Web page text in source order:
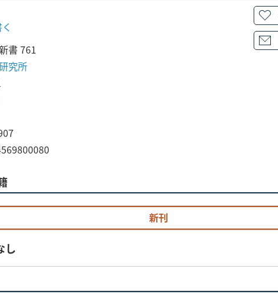
書 761
究所
新刊
し